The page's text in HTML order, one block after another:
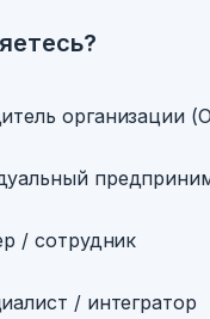
организации
/ сотрудник
/ интегратор